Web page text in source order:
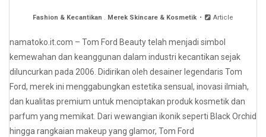
Fashion & Kecantikan . Merek Skincare & Kosmetik Article
namatoko.it.com – Tom Ford Beauty telah menjadi simbol
kemewahan dan keanggunan dalam industri kecantikan sejak
diluncurkan pada 2006. Didirikan oleh desainer legendaris Tom
Ford, merek ini menggabungkan estetika sensual, inovasi ilmiah,
dan kualitas premium untuk menciptakan produk kosmetik dan
parfum yang memikat. Dari wewangian ikonik seperti Black Orchid
hingga rangkaian makeup yang glamor, Tom Ford